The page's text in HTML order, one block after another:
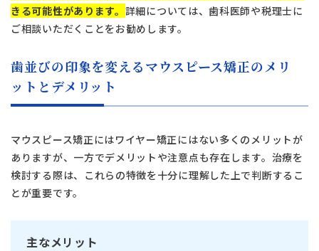
タップで電話できます
日本歯科札幌
月火水金土 10:00〜13:30 /
日本歯科豊平
011-833-5500
日本歯科豊平
きる可能性があります。 詳細については、歯科医師や税理士に
ご相談いただくことをお勧めします。
歯並びの印象を変えるマウスピース矯正のメリ
ットとデメリット
マウスピース矯正にはワイヤー矯正にはない多くのメリットが
ありますが、一方でデメリットや注意点も存在します。治療を
検討する際は、これらの特徴を十分に理解した上で判断するこ
とが重要です。
主なメリット